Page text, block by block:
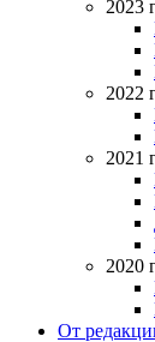
2023
2022
2021
2020
От